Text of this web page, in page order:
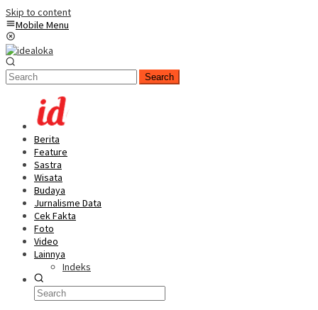
Skip to content
Mobile Menu
Search
Berita
Feature
Sastra
Wisata
Budaya
Jurnalisme Data
Cek Fakta
Foto
Video
Lainnya
Indeks